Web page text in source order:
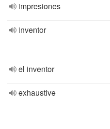
impresiones
inventor
el inventor
exhaustive